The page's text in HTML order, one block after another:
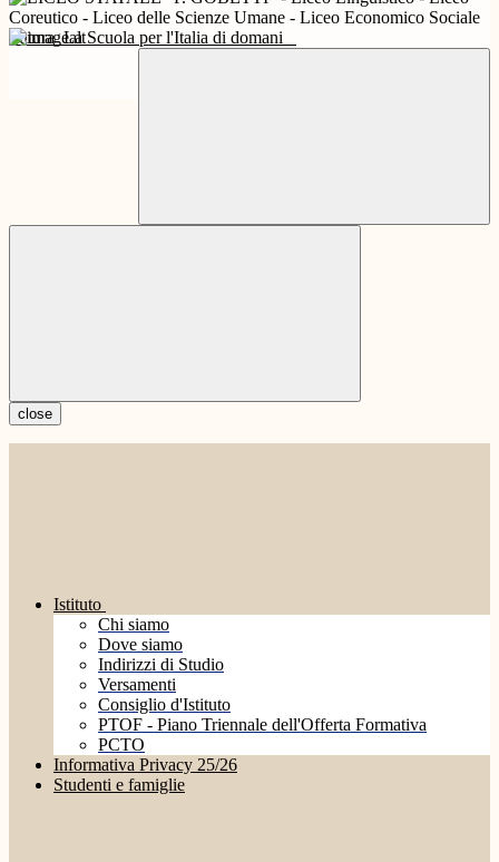
Futura La Scuola per l'Italia di domani
close
Istituto
Chi siamo
Dove siamo
Indirizzi di Studio
Versamenti
Consiglio d'Istituto
PTOF - Piano Triennale dell'Offerta Formativa
PCTO
Informativa Privacy 25/26
Studenti e famiglie